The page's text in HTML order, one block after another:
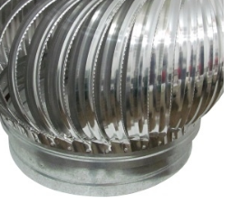
MAIS INFORMAÇÕES